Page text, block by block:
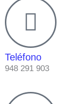
Teléfono
948 291 903